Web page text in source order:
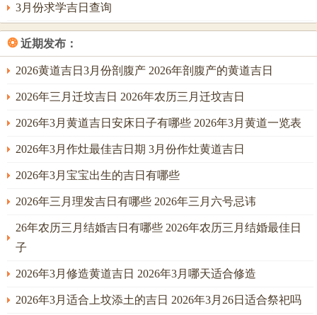
3月份求学吉日查询
❂ 近期发布：
2026黄道吉日3月份剖腹产 2026年剖腹产的黄道吉日
2026年三月迁坟吉日 2026年农历三月迁坟吉日
2026年3月黄道吉日安床日子有哪些 2026年3月黄道一览表
2026年3月作灶最佳吉日期 3月份作灶黄道吉日
2026年3月宝宝出生的吉日有哪些
2026年三月理发吉日有哪些 2026年三月六号忌讳
26年农历三月结婚吉日有哪些 2026年农历三月结婚最佳日
子
2026年3月修造黄道吉日 2026年3月哪天适合修造
2026年3月适合上坟添土的吉日 2026年3月26日适合祭祀吗